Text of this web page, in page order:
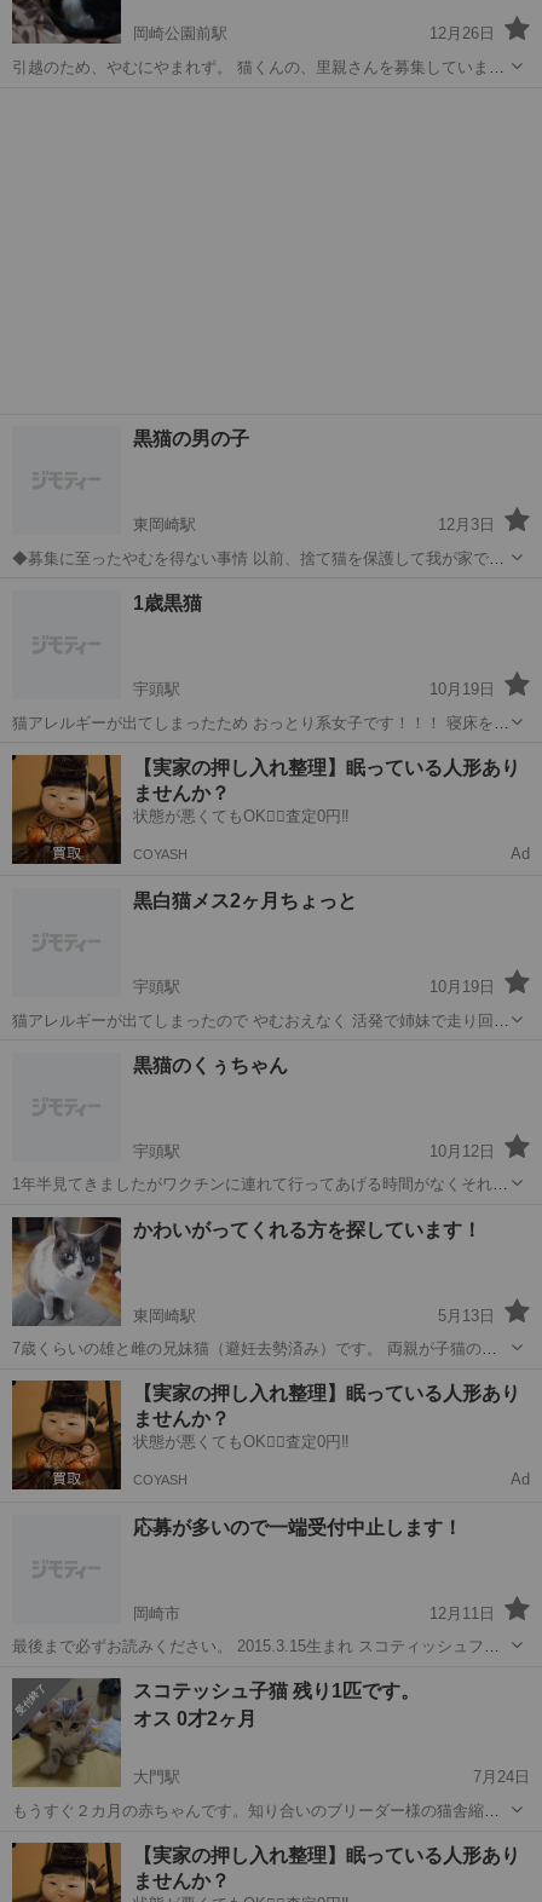
岡崎公園前駅
12月26日
引越のため、やむにやまれず。 猫くんの、里親さんを募集していま
黒猫の男の子
東岡崎駅
12月3日
◆募集に至ったやむを得ない事情 以前、捨て猫を保護して我が家で大
ルビーくんといいます。 が、その方にちゃんとしたお世話をしてもら
東岡崎駅
1歳黒猫
宇頭駅
10月19日
猫アレルギーが出てしまったため おっとり系女子です！！！ 寝床を見
近況報告...
愛知 岡崎市 宇頭駅 猫 黒猫
【実家の押し入れ整理】眠っている人形あり
ませんか？
状態が悪くてもOK🙆‍♀️査定0円‼️
COYASH Ad
黒白猫メス2ヶ月ちょっと
宇頭駅
10月19日
猫アレルギーが出てしまったので やむおえなく 活発で姉妹で走り回っ
岡崎市 宇頭駅
黒猫のくぅちゃん
宇頭駅
10月12日
1年半見てきましたがワクチンに連れて行ってあげる時間がなくそれは
て甘えん坊です！ 出産経験あるこです ちょっと1歳半にしては小さめ
です 健子 ワク...
愛知 岡崎市 宇頭駅 猫 ワクチン
かわいがってくれる方を探しています！
東岡崎駅
5月13日
7歳くらいの雄と雌の兄妹猫（避妊去勢済み）です。 両親が子猫のこ
め、代わりにかわいがってくれる方を探しています。 2匹とも最初は
やや人見知り（怖がり）です...
愛知 岡崎市 東岡崎駅 猫 肉球
【実家の押し入れ整理】眠っている人形あり
ませんか？
状態が悪くてもOK🙆‍♀️査定0円‼️
COYASH Ad
応募が多いので一端受付中止します！
岡崎市
12月11日
最後まで必ずお読みください。 2015.3.15生まれ スコティッシュフォ
くておっとりした子です。 これまでに大きな病気や怪我は一度もあ...
愛知 岡崎市 譲り
スコテッシュ子猫 残り1匹です。
オス 0才2ヶ月
大門駅
7月24日
もうすぐ２カ月の赤ちゃんです。知り合いのブリーダー様の猫舎縮小
近況報告ができるかた、やりとりが途切れてしまうかたは、ごめんな
さい。 ペットを飼うことに対してご家族...
愛知 岡崎市 大門駅 猫 健康状態
【実家の押し入れ整理】眠っている人形あり
ませんか？